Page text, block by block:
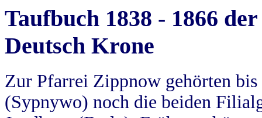
Taufbuch 1838 - 1866
Deutsch Krone
Zur Pfarrei Zippnow gehörten
(Sypnywo) noch die beiden